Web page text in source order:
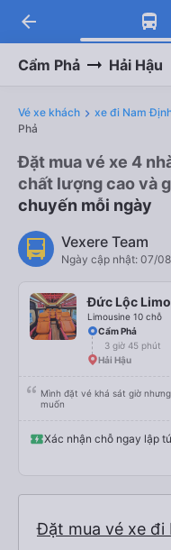
arrow_back
Cẩm Phả Hải Hậu
Vé xe khách xe đi Nam
Phả
Đặt mua vé xe 4
chất lượng cao và
chuyến mỗi ngày
Vexere Team
Ngày cập nhật: 07/
Đức Lộc
Limousine 10 chỗ
Cẩm Phả
3 giờ 45 phút
Hải Hậu
Mình đặt vé khá sát giờ
muốn
Xác nhận chỗ ngay lập
Đặt mua vé xe đi